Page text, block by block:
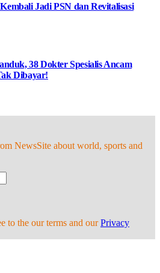
Jadi PSN dan Revitalisasi
38 Dokter Spesialis Ancam
Dibayar!
NewsSite about world, sports and
to the our terms and ourPrivacy